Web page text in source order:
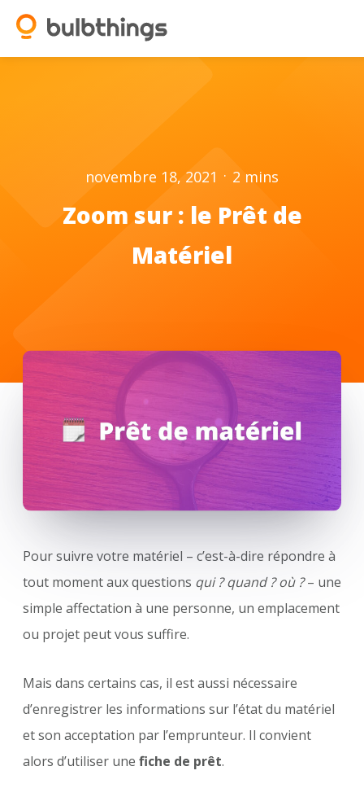
novembre 18, 2021 . 2 mins
Zoom sur : le Prêt de
Matériel
Pour suivre votre matériel – c’est-à-dire répondre à
tout moment aux questions qui ? quand ? où ?– une
simple affectation à une personne, un emplacement
ou projet peut vous suffire.
Mais dans certains cas, il est aussi nécessaire
d’enregistrer les informations sur l’état du matériel
et son acceptation par l’emprunteur. Il convient
alors d’utiliser une fiche de prêt.